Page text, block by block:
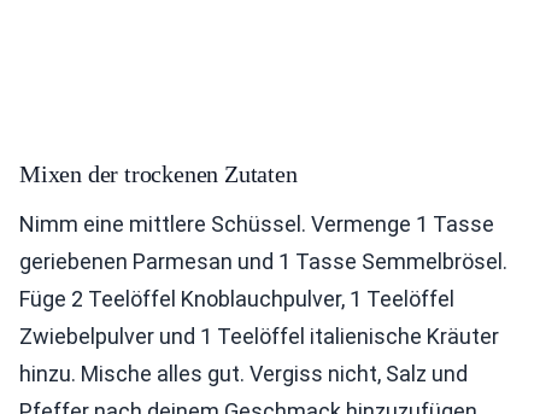
Mixen der trockenen Zutaten
Nimm eine mittlere Schüssel. Vermenge 1 Tasse
geriebenen Parmesan und 1 Tasse Semmelbrösel.
Füge 2 Teelöffel Knoblauchpulver, 1 Teelöffel
Zwiebelpulver und 1 Teelöffel italienische Kräuter
hinzu. Mische alles gut. Vergiss nicht, Salz und